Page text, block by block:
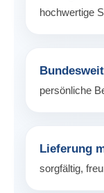
hochwertige
persönliche
Lieferung
sorgfältig,